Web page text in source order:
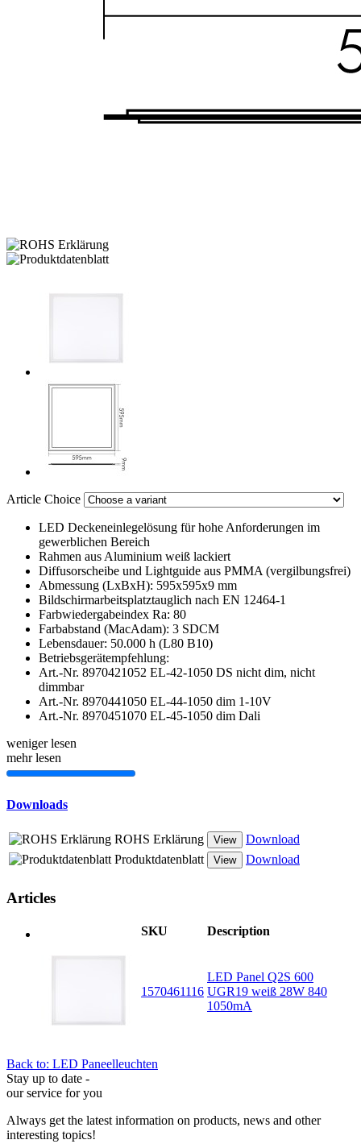
Article Choice
LED Deckeneinlegelösung für hohe Anforderungen im
gewerblichen Bereich
Rahmen aus Aluminium weiß lackiert
Diffusorscheibe und Lightguide aus PMMA (vergilbungsfrei)
Abmessung (LxBxH): 595x595x9 mm
Bildschirmarbeitsplatztauglich nach EN 12464-1
Farbwiedergabeindex Ra: 80
Farbabstand (MacAdam): 3 SDCM
Lebensdauer: 50.000 h (L80 B10)
Betriebsgerätempfehlung:
Art.-Nr. 8970421052 EL-42-1050 DS nicht dim, nicht
dimmbar
Art.-Nr. 8970441050 EL-44-1050 dim 1-10V
Art.-Nr. 8970451070 EL-45-1050 dim Dali
weniger lesen
mehr lesen
Downloads
ROHS Erklärung View
Download
Produktdatenblatt
View Download
Articles
SKU Description
1570461116
LED Panel Q2S 600
UGR19 weiß 28W 840
1050mA
Back to: LED Paneelleuchten
Stay up to date -
our service for you
Always get the latest information on products, news and other
interesting topics!